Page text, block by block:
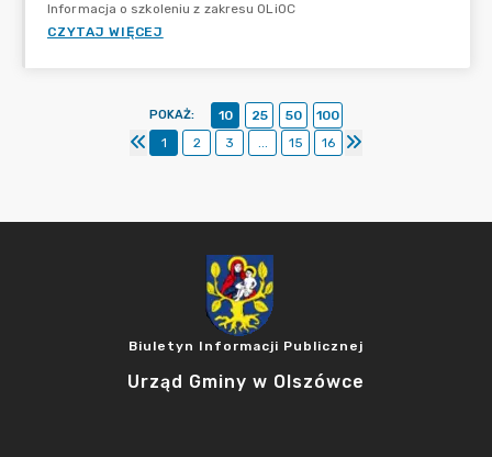
Informacja o szkoleniu z zakresu OLiOC
CZYTAJ WIĘCEJ
POKAŻ: 10 25 50
100
1
2 3 ... 15 16
Biuletyn Informacji Publicznej
Urząd Gminy w Olszówce